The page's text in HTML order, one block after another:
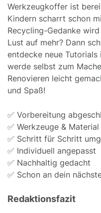
Werkzeugkoffer ist
Kindern scharrt schon
Recycling-Gedanke
Lust auf mehr? Dann
entdecke neue Tutorials
werde selbst zum
Renovieren leicht
und Spaß!
✅ Vorbereitung
✅ Werkzeuge &
✅ Schritt für Schritt
✅ Individuell angepasst
✅ Nachhaltig gedacht
✅ Schon an dein
Redaktionsfazit